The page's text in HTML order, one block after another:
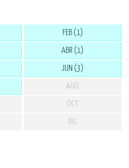
FEB (1)
ABR (1)
JUN (3)
AGO
OCT
DIC